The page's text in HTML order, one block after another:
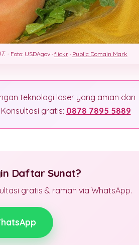
· Foto: USDAgov · flickr · Public Domain Mark
teknologi laser yang aman dan
Konsultasi gratis: 0878 7895 5889
Daftar Sunat?
gratis & ramah via WhatsApp.